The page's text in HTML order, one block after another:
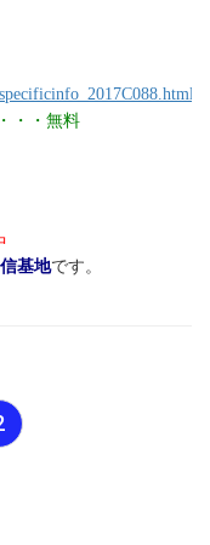
・・無料
基地です。